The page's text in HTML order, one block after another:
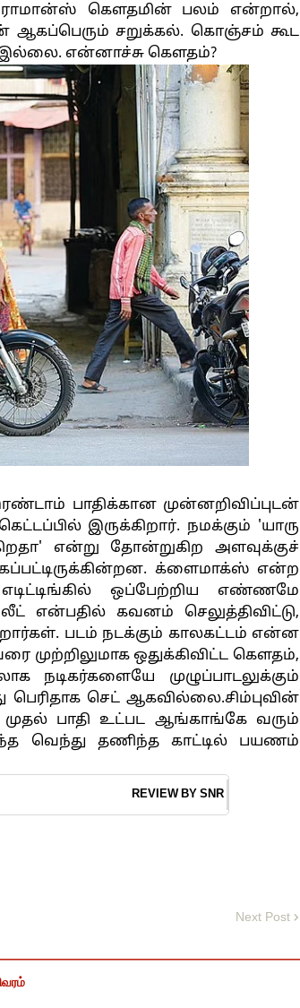
ரொமான்ஸ் கௌதமின் பலம் என்றால்,
ஆகப்பெரும் சறுக்கல். கொஞ்சம் கூட
இல்லை. என்னாச்சு கௌதம்?
பாதிக்கான முன்னறிவிப்புடன்
இருக்கிறார். நமக்கும் 'யாரு
என்று தோன்றுகிற அளவுக்குச்
க்ளைமாக்ஸ் என்ற
ஒப்பேற்றிய எண்ணமே
என்பதில் கவனம் செலுத்திவிட்டு,
படம் நடக்கும் காலகட்டம் என்ன
முற்றிலுமாக ஒதுக்கிவிட்ட கௌதம்,
முழுப்பாடலுக்கும்
பெரிதாக செட் ஆகவில்லை.சிம்புவின்
முதல் பாதி உட்பட ஆங்காங்கே வரும்
வெந்து தணிந்த காட்டில் பயணம்
SNR
Next Post